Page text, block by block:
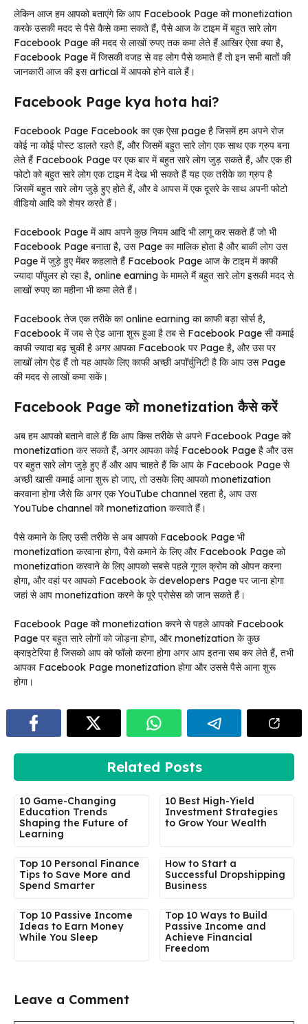
लेकिन आज हम आपको बताएंगे कि आप Facebook Page को monetization
करके उसकी मदद से पैसे कैसे कमा सकते हैं, पैसे आज के टाइम में बहुत सारे लोग
Facebook Page की मदद से लाखों रुपए तक कमा लेते हैं आखिर ऐसा क्या है,
Facebook Page में जिसकी वजह से वह लोग पैसे कमाते हैं तो इन सभी बातों की
जानकारी आज की इस artical में आपको होने वाले हैं।
Facebook Page kya hota hai?
Facebook Page Facebook का एक ऐसा page है जिसमें हम अपने रोज
कोई ना कोई पोस्ट डालते रहते हैं, और जिसमें बहुत सारे लोग एक साथ एक ग्रुप बना
लेते हैं Facebook Page पर एक बार में बहुत सारे लोग जुड़ सकते हैं, और एक ही
फोटो को बहुत सारे लोग एक टाइम में देख भी सकते हैं यह एक तरीके का ग्रुप है
जिसमें बहुत सारे लोग जुड़े हुए होते हैं, और वे आपस में एक दूसरे के साथ अपनी फोटो
वीडियो आदि को शेयर करते हैं।
Facebook Page में आप अपने कुछ नियम आदि भी लागू कर सकते हैं जो भी
Facebook Page बनाता है, उस Page का मालिक होता है और बाकी लोग उस
Page में जुड़े हुए मेंबर कहलाते हैं Facebook Page आज के टाइम में काफी
ज्यादा पॉपुलर हो रहा है, online earning के मामले मैं बहुत सारे लोग इसकी मदद से
लाखों रुपए का महीना भी कमा लेते हैं।
Facebook तेज एक तरीके का online earning का काफी बड़ा सोर्स है,
Facebook में जब से ऐड आना शुरू हुआ है तब से Facebook Page सी कमाई
काफी ज्यादा बढ़ चुकी है अगर आपका Facebook पर Page है, और उस पर
लाखों लोग ऐड हैं तो यह आपके लिए काफी अच्छी अपॉर्चुनिटी है कि आप उस Page
की मदद से लाखों कमा सकें।
Facebook Page को monetization कैसे करें
अब हम आपको बताने वाले हैं कि आप किस तरीके से अपने Facebook Page को
monetization कर सकते हैं, अगर आपका कोई Facebook Page है और उस
पर बहुत सारे लोग जुड़े हुए हैं और आप चाहते हैं कि आप के Facebook Page से
अच्छी खासी कमाई आना शुरू हो जाए, तो उसके लिए आपको monetization
करवाना होगा जैसे कि अगर एक YouTube channel रहता है, आप उस
YouTube channel को monetization करवाते हैं।
पैसे कमाने के लिए उसी तरीके से अब आपको Facebook Page भी
monetization करवाना होगा, पैसे कमाने के लिए और Facebook Page को
monetization करवाने के लिए आपको सबसे पहले गूगल क्रोम को ओपन करना
होगा, और वहां पर आपको Facebook के developers Page पर जाना होगा
जहां से आप monetization करने के पूरे प्रोसेस को जान सकते हैं।
Facebook Page को monetization करने से पहले आपको Facebook
Page पर बहुत सारे लोगों को जोड़ना होगा, और monetization के कुछ
क्राइटेरिया है जिसको आप को फॉलो करना होगा अगर आप इतना सब कर लेते हैं, तभी
आपका Facebook Page monetization होगा और उससे पैसे आना शुरू
होगा।
Related Posts
10 Game-Changing
Education Trends
Shaping the Future of
Learning
10 Best High-Yield
Investment Strategies
to Grow Your Wealth
Top 10 Personal Finance
Tips to Save More and
Spend Smarter
How to Start a
Successful Dropshipping
Business
Top 10 Passive Income
Ideas to Earn Money
While You Sleep
Top 10 Ways to Build
Passive Income and
Achieve Financial
Freedom
Leave a Comment